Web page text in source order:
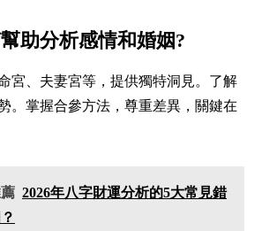
助分析感情和婚姻?
宮、夫妻宮等，提供獨特洞見。了解
。掌握合參方法，尊重差異，關鍵在
2026年八字財運分析的5大常見錯